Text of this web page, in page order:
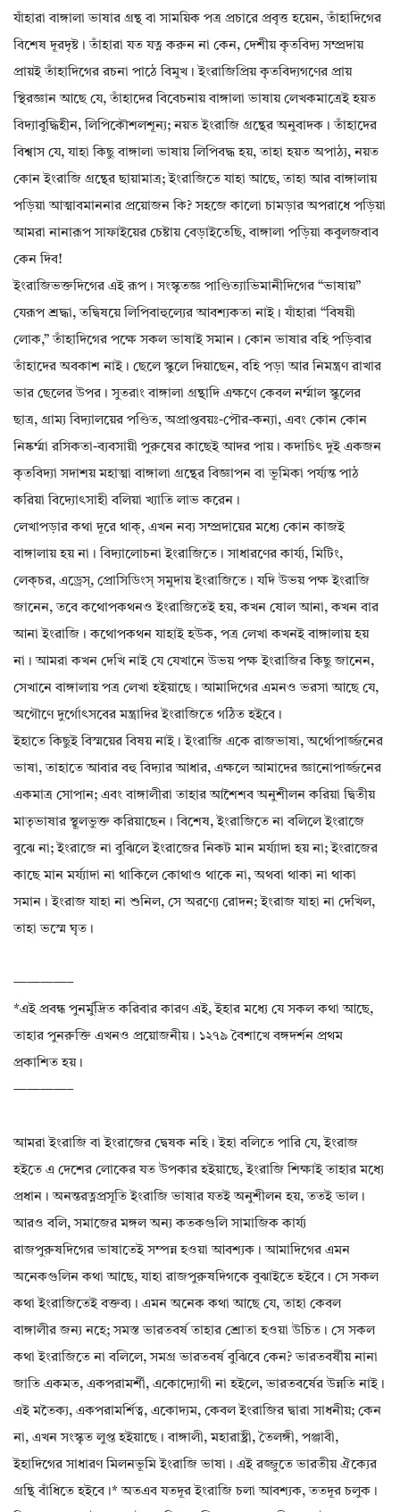
যাঁহারা বাঙ্গালা ভাষার গ্রন্থ বা সাময়িক পত্র প্রচারে প্রবৃত্ত হয়েন, তাঁহাদিগের
বিশেষ দূরদৃষ্ট। তাঁহারা যত যত্ন করুন না কেন, দেশীয় কৃতবিদ্য সম্প্রদায়
প্রায়ই তাঁহাদিগের রচনা পাঠে বিমুখ। ইংরাজিপ্রিয় কৃতবিদ্যগণের প্রায়
স্থিরজ্ঞান আছে যে, তাঁহাদের বিবেচনায় বাঙ্গালা ভাষায় লেখকমাত্রেই হয়ত
বিদ্যাবুদ্ধিহীন, লিপিকৌশলশূন্য; নয়ত ইংরাজি গ্রন্থের অনুবাদক। তাঁহাদের
বিশ্বাস যে, যাহা কিছু বাঙ্গালা ভাষায় লিপিবদ্ধ হয়, তাহা হয়ত অপাঠ্য, নয়ত
কোন ইংরাজি গ্রন্থের ছায়ামাত্র; ইংরাজিতে যাহা আছে, তাহা আর বাঙ্গালায়
পড়িয়া আত্মাবমাননার প্রয়োজন কি? সহজে কালো চামড়ার অপরাধে পড়িয়া
আমরা নানারূপ সাফাইয়ের চেষ্টায় বেড়াইতেছি, বাঙ্গালা পড়িয়া কবুলজবাব
কেন দিব!
ইংরাজিভক্তদিগের এই রূপ। সংস্কৃতজ্ঞ পাণ্ডিত্যাভিমানীদিগের “ভাষায়”
যেরূপ শ্রদ্ধা, তদ্বিষয়ে লিপিবাহুল্যের আবশ্যকতা নাই। যাঁহারা “বিষয়ী
লোক,” তাঁহাদিগের পক্ষে সকল ভাষাই সমান। কোন ভাষার বহি পড়িবার
তাঁহাদের অবকাশ নাই। ছেলে স্কুলে দিয়াছেন, বহি পড়া আর নিমন্ত্রণ রাখার
ভার ছেলের উপর। সুতরাং বাঙ্গালা গ্রন্থাদি এক্ষণে কেবল নর্ম্মাল স্কুলের
ছাত্র, গ্রাম্য বিদ্যালয়ের পণ্ডিত, অপ্রাপ্তবয়ঃ-পৌর-কন্যা, এবং কোন কোন
নিষ্কর্ম্মা রসিকতা-ব্যবসায়ী পুরুষের কাছেই আদর পায়। কদাচিৎ দুই একজন
কৃতবিদ্যা সদাশয় মহাত্মা বাঙ্গালা গ্রন্থের বিজ্ঞাপন বা ভূমিকা পর্য্যন্ত পাঠ
করিয়া বিদ্যোৎসাহী বলিয়া খ্যাতি লাভ করেন।
লেখাপড়ার কথা দূরে থাক্, এখন নব্য সম্প্রদায়ের মধ্যে কোন কাজই
বাঙ্গালায় হয় না। বিদ্যালোচনা ইংরাজিতে। সাধারণের কার্য্য, মিটিং,
লেক্‌‌চর, এড্রেস্, প্রোসিডিংস্ সমুদায় ইংরাজিতে। যদি উভয় পক্ষ ইংরাজি
জানেন, তবে কথোপকথনও ইংরাজিতেই হয়, কখন ষোল আনা, কখন বার
আনা ইংরাজি। কথোপকথন যাহাই হউক, পত্র লেখা কখনই বাঙ্গালায় হয়
না। আমরা কখন দেখি নাই যে যেখানে উভয় পক্ষ ইংরাজির কিছু জানেন,
সেখানে বাঙ্গালায় পত্র লেখা হইয়াছে। আমাদিগের এমনও ভরসা আছে যে,
অগৌণে দুর্গোৎসবের মন্ত্রাদির ইংরাজিতে গঠিত হইবে।
ইহাতে কিছুই বিস্ময়ের বিষয় নাই। ইংরাজি একে রাজভাষা, অর্থোপার্জ্জনের
ভাষা, তাহাতে আবার বহু বিদ্যার আধার, এক্ষলে আমাদের জ্ঞানোপার্জ্জনের
একমাত্র সোপান; এবং বাঙ্গালীরা তাহার আশৈশব অনুশীলন করিয়া দ্বিতীয়
মাতৃভাষার স্থূলভুক্ত করিয়াছেন। বিশেষ, ইংরাজিতে না বলিলে ইংরাজে
বুঝে না; ইংরাজে না বুঝিলে ইংরাজের নিকট মান মর্য্যাদা হয় না; ইংরাজের
কাছে মান মর্য্যাদা না থাকিলে কোথাও থাকে না, অথবা থাকা না থাকা
সমান। ইংরাজ যাহা না শুনিল, সে অরণ্যে রোদন; ইংরাজ যাহা না দেখিল,
তাহা ভস্মে ঘৃত।
————–
*এই প্রবন্ধ পুনর্মুদ্রিত করিবার কারণ এই, ইহার মধ্যে যে সকল কথা আছে,
তাহার পুনরুক্তি এখনও প্রয়োজনীয়। ১২৭৯ বৈশাখে বঙ্গদর্শন প্রথম
প্রকাশিত হয়।
————–
আমরা ইংরাজি বা ইংরাজের দ্বেষক নহি। ইহা বলিতে পারি যে, ইংরাজ
হইতে এ দেশের লোকের যত উপকার হইয়াছে, ইংরাজি শিক্ষাই তাহার মধ্যে
প্রধান। অনন্তরত্নপ্রসূতি ইংরাজি ভাষার যতই অনুশীলন হয়, ততই ভাল।
আরও বলি, সমাজের মঙ্গল অন্য কতকগুলি সামাজিক কার্য্য
রাজপুরুষদিগের ভাষাতেই সম্পন্ন হওয়া আবশ্যক। আমাদিগের এমন
অনেকগুলিন কথা আছে, যাহা রাজপুরুষদিগকে বুঝাইতে হইবে। সে সকল
কথা ইংরাজিতেই বক্তব্য। এমন অনেক কথা আছে যে, তাহা কেবল
বাঙ্গালীর জন্য নহে; সমস্ত ভারতবর্ষ তাহার শ্রোতা হওয়া উচিত। সে সকল
কথা ইংরাজিতে না বলিলে, সমগ্র ভারতবর্ষ বুঝিবে কেন? ভারতবর্ষীয় নানা
জাতি একমত, একপরামর্শী, একোদ্যোগী না হইলে, ভারতবর্ষের উন্নতি নাই।
এই মতৈক্য, একপরামর্শিত্ব, একোদ্যম, কেবল ইংরাজির দ্বারা সাধনীয়; কেন
না, এখন সংস্কৃত লুপ্ত হইয়াছে। বাঙ্গালী, মহারাষ্ট্রী, তৈলঙ্গী, পঞ্জাবী,
ইহাদিগের সাধারণ মিলনভূমি ইংরাজি ভাষা। এই রজ্জুতে ভারতীয় ঐক্যের
গ্রন্থি বাঁধিতে হইবে।* অতএব যতদূর ইংরাজি চলা আবশ্যক, ততদূর চলুক।